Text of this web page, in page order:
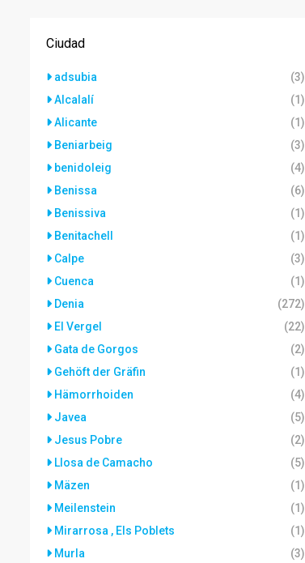
Ciudad
adsubia
(3)
Alcalalí
(1)
Alicante
(1)
Beniarbeig
(3)
benidoleig
(4)
Benissa
(6)
Benissiva
(1)
Benitachell
(1)
Calpe
(3)
Cuenca
(1)
Denia
(272)
El Vergel
(22)
Gata de Gorgos
(2)
Gehöft der Gräfin
(1)
Hämorrhoiden
(4)
Javea
(5)
Jesus Pobre
(2)
Llosa de Camacho
(5)
Mäzen
(1)
Meilenstein
(1)
Mirarrosa , Els Poblets
(1)
Murla
(3)